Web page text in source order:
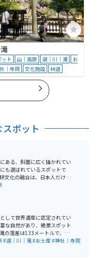
ト 山｜高原 湖｜川｜滝
お
｜寺院 文化施設 林道
ポット
ある、斜面に広く描かれてい
も選ばれているスポットで
文化の融合は、日本人だけで
場所です。立地はとても田舎
り、それぞれで魅力がありま
頃に田植え、夏は稲が風に揺
れます。また秋は稲穂が黄金
いですが雪景色が見れる事も
して世界遺産に認定されてい
な自然があり、絶景スポット
の落差は133メートルで、一
として知られています。 国
を走り、道幅が広く、海を眺
#湖｜川｜滝#お土産#神社｜寺院